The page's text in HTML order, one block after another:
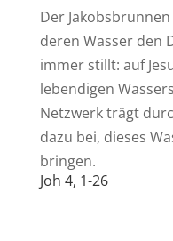
Der
deren Wasser den
immer stillt: auf
lebendigen
Netzwerk trägt
dazu bei, dieses
bringen.
Joh 4, 1-26